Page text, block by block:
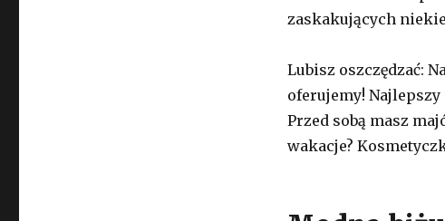
zaskakujących
Lubisz oszczędzać:
oferujemy!
Przed sobą masz
wakacje?